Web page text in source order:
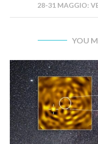
28-31 MAGGIO:
YOU